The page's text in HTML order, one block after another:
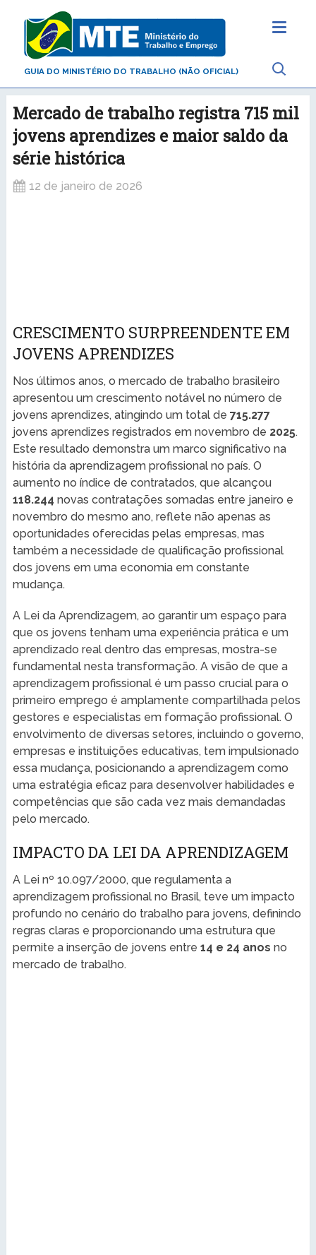
GUIA DO MINISTÉRIO DO TRABALHO (NÃO OFICIAL)
Mercado de trabalho registra 715 mil
jovens aprendizes e maior saldo da
série histórica
12 de janeiro de 2026
CRESCIMENTO SURPREENDENTE EM
JOVENS APRENDIZES
Nos últimos anos, o mercado de trabalho brasileiro
apresentou um crescimento notável no número de
jovens aprendizes, atingindo um total de 715.277
jovens aprendizes registrados em novembro de 2025.
Este resultado demonstra um marco significativo na
história da aprendizagem profissional no país. O
aumento no índice de contratados, que alcançou
118.244 novas contratações somadas entre janeiro e
novembro do mesmo ano, reflete não apenas as
oportunidades oferecidas pelas empresas, mas
também a necessidade de qualificação profissional
dos jovens em uma economia em constante
mudança.
A Lei da Aprendizagem, ao garantir um espaço para
que os jovens tenham uma experiência prática e um
aprendizado real dentro das empresas, mostra-se
fundamental nesta transformação. A visão de que a
aprendizagem profissional é um passo crucial para o
primeiro emprego é amplamente compartilhada pelos
gestores e especialistas em formação profissional. O
envolvimento de diversas setores, incluindo o governo,
empresas e instituições educativas, tem impulsionado
essa mudança, posicionando a aprendizagem como
uma estratégia eficaz para desenvolver habilidades e
competências que são cada vez mais demandadas
pelo mercado.
IMPACTO DA LEI DA APRENDIZAGEM
A Lei nº 10.097/2000, que regulamenta a
aprendizagem profissional no Brasil, teve um impacto
profundo no cenário do trabalho para jovens, definindo
regras claras e proporcionando uma estrutura que
permite a inserção de jovens entre 14 e 24 anos no
mercado de trabalho.